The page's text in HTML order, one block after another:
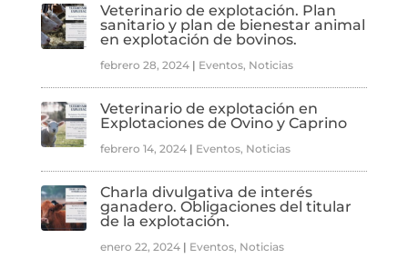
Veterinario de explotación. Plan
sanitario y plan de bienestar animal
en explotación de bovinos.
febrero 28, 2024| Eventos, Noticias
Veterinario de explotación en
Explotaciones de Ovino y Caprino
febrero 14, 2024| Eventos, Noticias
Charla divulgativa de interés
ganadero. Obligaciones del titular
de la explotación.
enero 22, 2024| Eventos, Noticias